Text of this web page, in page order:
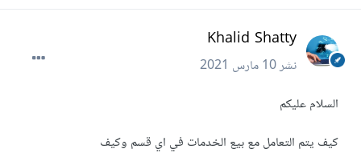
Khalid Shatty
نشر10 مارس 2021
السلام عليكم
كيف يتم التعامل مع بيع الخدمات في اي قسم وكيف